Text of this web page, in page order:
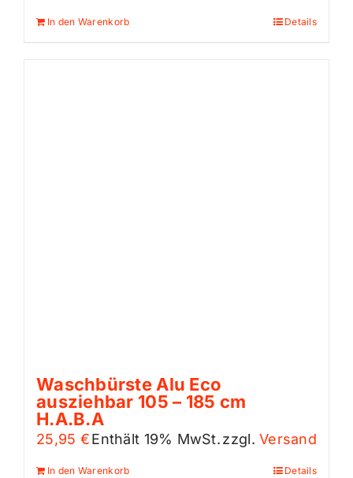
In den Warenkorb Details
Waschbürste Alu Eco
ausziehbar 105 – 185 cm
H.A.B.A
25,95 €Enthält 19% MwSt.zzgl.Versand
In den Warenkorb Details